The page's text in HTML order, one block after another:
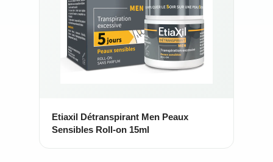
Etiaxil Détranspirant Men Peaux
Sensibles Roll-on 15ml